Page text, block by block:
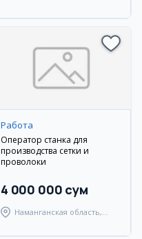
Работа
Оператор станка для
производства сетки и
проволоки
4 000 000 сум
Наманганская область,